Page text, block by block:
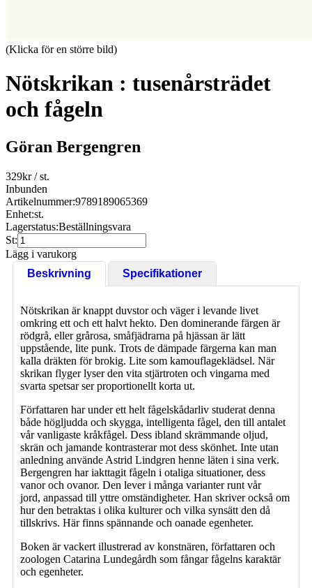
(Klicka för en större bild)
Nötskrikan : tusenårsträdet
och fågeln
Göran Bergengren
329kr/ st.
Inbunden
Artikelnummer:9789189065369
Enhet:st.
Lagerstatus:Beställningsvara
St:
Lägg i varukorg
Beskrivning
Specifikationer
Nötskrikan är knappt duvstor och väger i levande livet
omkring ett och ett halvt hekto. Den dominerande färgen är
rödgrå, eller grårosa, småfjädrarna på hjässan är lätt
uppstående, lite punk. Trots de dämpade färgerna kan man
kalla dräkten för brokig. Lite som kamouflageklädsel. När
skrikan flyger lyser den vita stjärtroten och vingarna med
svarta spetsar ser proportionellt korta ut.
Författaren har under ett helt fågelskådarliv studerat denna
både högljudda och skygga, intelligenta fågel, den till antalet
vår vanligaste kråkfågel. Dess ibland skrämmande oljud,
skrän och jamande kontrasterar mot dess skönhet. Inte utan
anledning använde Astrid Lindgren henne läten i sina verk.
Bergengren har iakttagit fågeln i otaliga situationer, dess
vanor och ovanor. Den lever i många varianter runt vår
jord, anpassad till yttre omständigheter. Han skriver också om
hur den betraktas i olika kulturer och vilka synsätt den då
tillskrivs. Här finns spännande och oanade egenheter.
Boken är vackert illustrerad av konstnären, författaren och
zoologen Catarina Lundegårdh som fångar fågelns karaktär
och egenheter.